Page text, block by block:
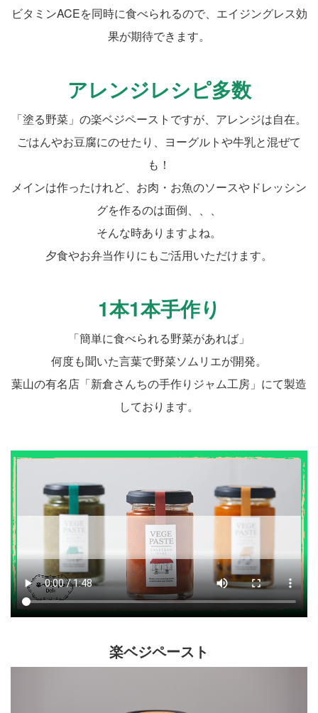
ビタミンACEを同時に食べられるので、エイジングレス効
果が期待できます。
アレンジレシピ多数
「塗る野菜」の楽ベジペーストですが、アレンジは自在。
ごはんやお豆腐にのせたり、ヨーグルトや牛乳と混ぜて
も！
メインは作ったけれど、お肉・お魚のソースやドレッシン
グを作るのは面倒、、、
そんな時ありますよね。
夕食やお弁当作りにもご活用いただけます。
1本1本手作り
「簡単に食べられる野菜があれば」
何度も聞いた言葉で野菜ソムリエが開発。
葉山の有名店「新倉さんちの手作りジャム工房」にて製造
しております。
楽ベジペースト